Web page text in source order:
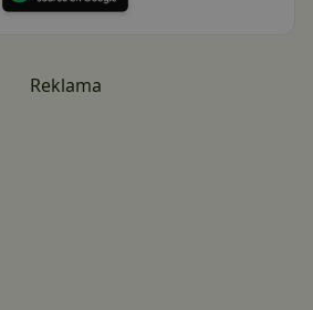
Reklama